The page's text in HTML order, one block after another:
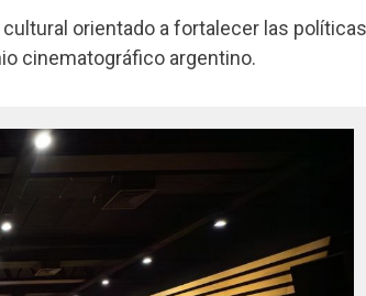
orientado a fortalecer las políticas
cinematográfico argentino.